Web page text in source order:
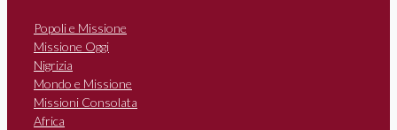
Popoli e Missione
Missione Oggi
Nigrizia
Mondo e Missione
Missioni Consolata
Africa